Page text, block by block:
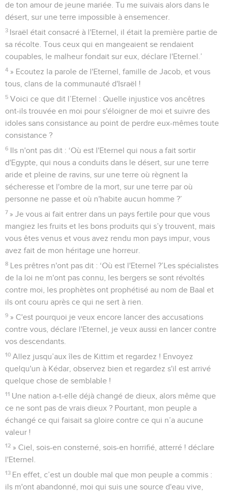
de ton amour de jeune mariée. Tu me suivais alors dans le
désert, sur une terre impossible à ensemencer.
3 Israël était consacré à l'Eternel, il était la première partie de
sa récolte. Tous ceux qui en mangeaient se rendaient
coupables, le malheur fondait sur eux, déclare l'Eternel.’
4 » Ecoutez la parole de l'Eternel, famille de Jacob, et vous
tous, clans de la communauté d'Israël !
5 Voici ce que dit l’Eternel : Quelle injustice vos ancêtres
ont-ils trouvée en moi pour s'éloigner de moi et suivre des
idoles sans consistance au point de perdre eux-mêmes toute
consistance ?
6 Ils n'ont pas dit : ‘Où est l'Eternel qui nous a fait sortir
d'Egypte, qui nous a conduits dans le désert, sur une terre
aride et pleine de ravins, sur une terre où règnent la
sécheresse et l'ombre de la mort, sur une terre par où
personne ne passe et où n'habite aucun homme ?’
7 » Je vous ai fait entrer dans un pays fertile pour que vous
mangiez les fruits et les bons produits qui s’y trouvent, mais
vous êtes venus et vous avez rendu mon pays impur, vous
avez fait de mon héritage une horreur.
8 Les prêtres n'ont pas dit : ‘Où est l'Eternel ?’Les spécialistes
de la loi ne m'ont pas connu, les bergers se sont révoltés
contre moi, les prophètes ont prophétisé au nom de Baal et
ils ont couru après ce qui ne sert à rien.
9 » C'est pourquoi je veux encore lancer des accusations
contre vous, déclare l'Eternel, je veux aussi en lancer contre
vos descendants.
10 Allez jusqu’aux îles de Kittim et regardez ! Envoyez
quelqu'un à Kédar, observez bien et regardez s'il est arrivé
quelque chose de semblable !
11 Une nation a-t-elle déjà changé de dieux, alors même que
ce ne sont pas de vrais dieux ? Pourtant, mon peuple a
échangé ce qui faisait sa gloire contre ce qui n’a aucune
valeur !
12 » Ciel, sois-en consterné, sois-en horrifié, atterré ! déclare
l'Eternel.
13 En effet, c’est un double mal que mon peuple a commis :
ils m'ont abandonné, moi qui suis une source d'eau vive,